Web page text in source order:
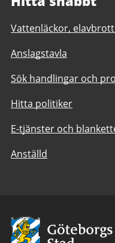
Vattenläckor,
Anslagstavla
Sök handlingar och
Hitta politiker
E-tjänster och
Anställd
Avsändare:
Göteborgs